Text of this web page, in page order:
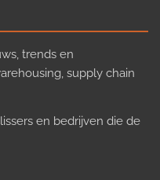
trends en
supply chain
en bedrijven die de